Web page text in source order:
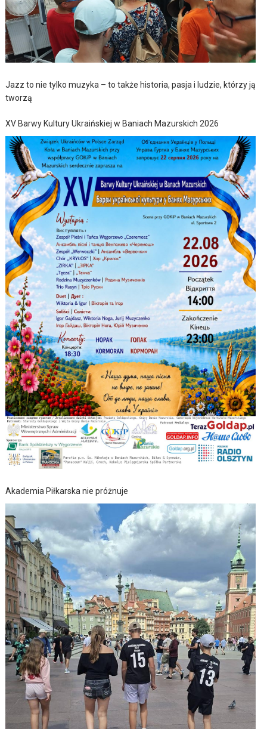
Jazz to nie tylko muzyka – to także historia, pasja i ludzie, którzy ją
tworzą
XV Barwy Kultury Ukraińskiej w Baniach Mazurskich 2026
Akademia Piłkarska nie próżnuje